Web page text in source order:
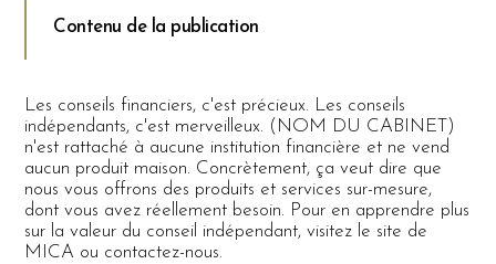
Contenu de la publication
Les conseils financiers, c'est précieux. Les conseils
indépendants, c'est merveilleux. (NOM DU CABINET)
n'est rattaché à aucune institution financière et ne vend
aucun produit maison. Concrètement, ça veut dire que
nous vous offrons des produits et services sur-mesure,
dont vous avez réellement besoin. Pour en apprendre plus
sur la valeur du conseil indépendant, visitez le site de
MICA ou contactez-nous.